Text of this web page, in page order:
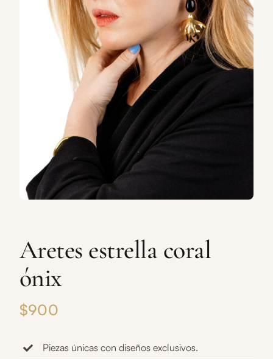
Aretes estrella coral
ónix
$900
Piezas únicas con diseños exclusivos.